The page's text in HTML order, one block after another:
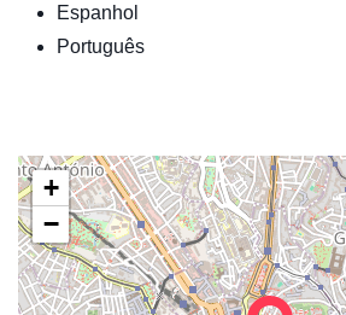
Espanhol
Português
+
−